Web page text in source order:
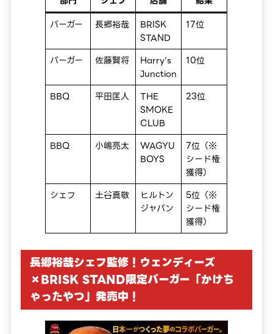
バーガー
長郷裕哉
BRISK
STAND
17位
バーガー 佐藤賢将
Harry’s
Junction
10位
BBQ 平田匡人
THE
SMOKE
CLUB
23位
BBQ 小嶋亮太
WAGYU
BOYS
7位（※
シード権
獲得）
シェフ
土谷真敬
ヒルトン
ジャパン
5位（※
シード権
獲得）
長郷裕哉シェフ監修！ウェンディーズ
×BRISK STAND限定バーガー「かけち
ゃったやつ」発売中！